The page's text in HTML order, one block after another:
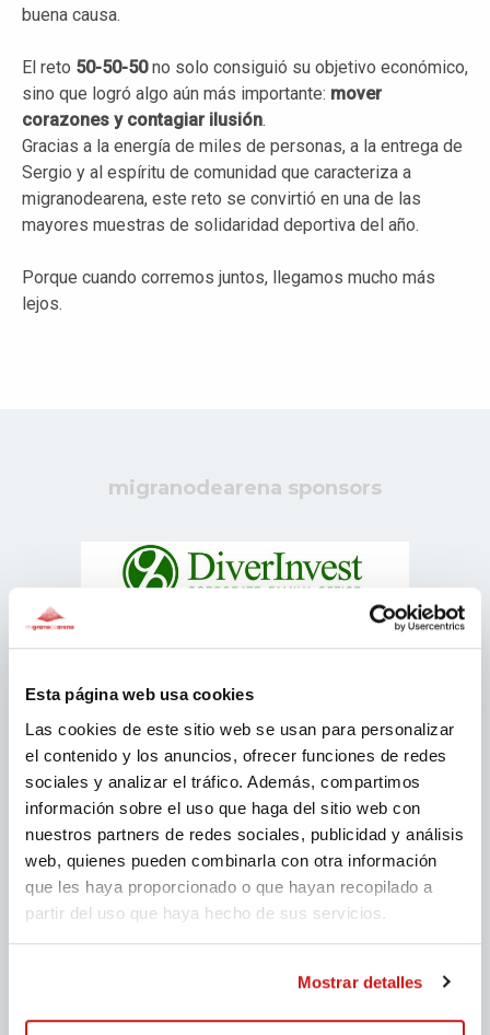
Esta página web usa cookies
Las cookies de este sitio web se usan para personalizar
el contenido y los anuncios, ofrecer funciones de redes
sociales y analizar el tráfico. Además, compartimos
información sobre el uso que haga del sitio web con
nuestros partners de redes sociales, publicidad y análisis
web, quienes pueden combinarla con otra información
que les haya proporcionado o que hayan recopilado a
partir del uso que haya hecho de sus servicios.
Mostrar detalles
buena causa.
El reto 50-50-50no solo consiguió su objetivo económico,
sino que logró algo aún más importante: mover
corazones y contagiar ilusión.
Gracias a la energía de miles de personas, a la entrega de
Sergio y al espíritu de comunidad que caracteriza a
migranodearena, este reto se convirtió en una de las
mayores muestras de solidaridad deportiva del año.
Porque cuando corremos juntos, llegamos mucho más
lejos.
migranodearena sponsors